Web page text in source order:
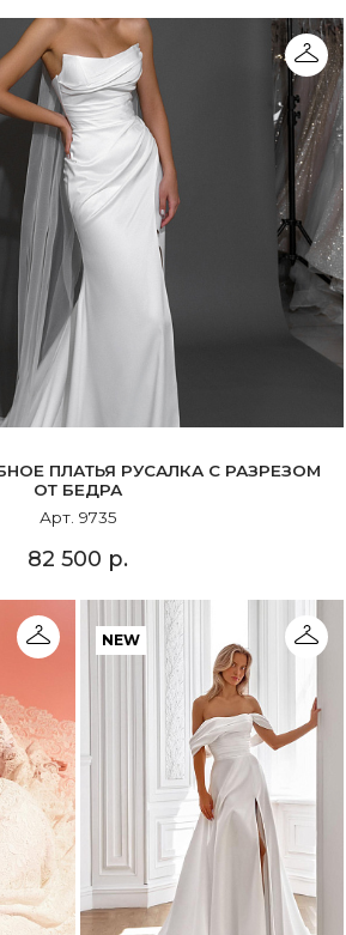
ПЛАТЬЯ РУСАЛКА С РАЗРЕЗОМ
ОТ БЕДРА
Арт. 9735
82 500 р.
NEW